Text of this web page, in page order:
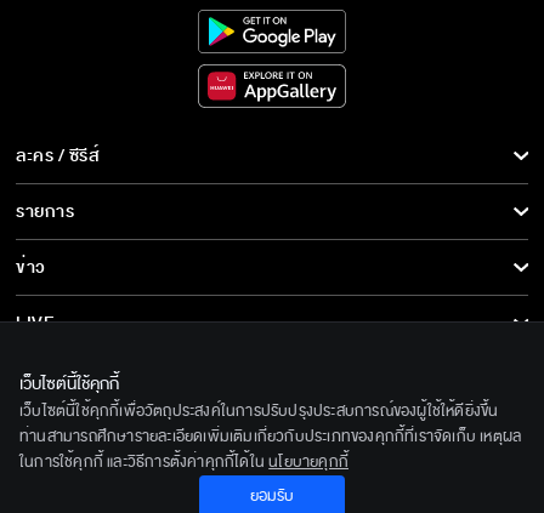
ละคร / ซีรีส์
ซีรีส์นานาชาติ
การ์ตูน & เกม
รายการ
ข่าว
ข่าวประชาสัมพันธ์
LIVE
เกี่ยวกับเรา
BEC World
รู้จักเรา
ติดตามเราได้ที่
© 2020 Bangkok Entertainment Co.,Ltd. All Rights Reserved.
เว็บไซต์นี้ใช้คุกกี้
เว็บไซต์นี้ใช้คุกกี้เพื่อวัตถุประสงค์ในการปรับปรุงประสบการณ์ของผู้ใช้ให้ดียิ่งขึ้น
ท่านสามารถศึกษารายละเอียดเพิ่มเติมเกี่ยวกับประเภทของคุกกี้ที่เราจัดเก็บ เหตุผล
ในการใช้คุกกี้ และวิธีการตั้งค่าคุกกี้ได้ใน นโยบายคุกกี้
ยอมรับ